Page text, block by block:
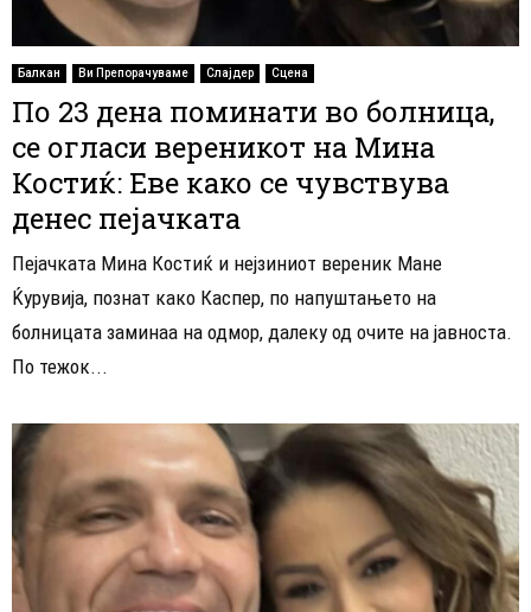
Балкан Ви Препорачуваме Слајдер Сцена
По 23 дена поминати во болница,
се огласи вереникот на Мина
Костиќ: Еве како се чувствува
денес пејачката
Пејачката Мина Костиќ и нејзиниот вереник Мане
Ќурувија, познат како Каспер, по напуштањето на
болницата заминаа на одмор, далеку од очите на јавноста.
По тежок...